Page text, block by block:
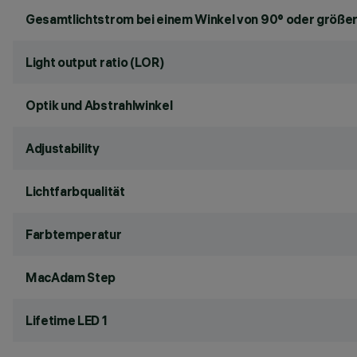
Gesamtlichtstrom bei einem Winkel von 90° oder
Light output ratio (LOR)
Optik und Abstrahlwinkel
Adjustability
Lichtfarbqualität
Farbtemperatur
MacAdam Step
Lifetime LED 1